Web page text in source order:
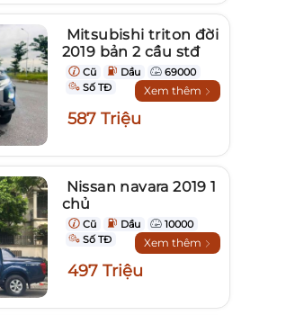
Mitsubishi triton đời
2019 bản 2 cầu stđ
Cũ Dầu
69000
Số TĐ
Xem thêm
587 Triệu
Nissan navara 2019 1
chủ
Cũ Dầu
10000
Số TĐ
Xem thêm
497 Triệu